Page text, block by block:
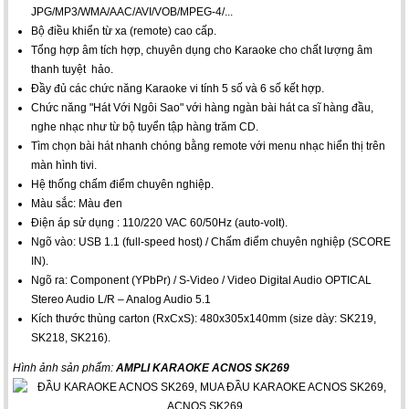
JPG/MP3/WMA/AAC/AVI/VOB/MPEG-4/...
Bộ điều khiển từ xa (remote) cao cấp.
Tổng hợp âm tích hợp, chuyên dụng cho Karaoke cho chất lượng âm
thanh tuyệt hảo.
Đầy đủ các chức năng Karaoke vi tính 5 số và 6 số kết hợp.
Chức năng "Hát Với Ngôi Sao" với hàng ngàn bài hát ca sĩ hàng đầu,
nghe nhạc như từ bộ tuyển tập hàng trăm CD.
Tìm chọn bài hát nhanh chóng bằng remote với menu nhạc hiển thị trên
màn hình tivi.
Hệ thống chấm điểm chuyên nghiệp.
Màu sắc: Màu đen
Điện áp sử dụng : 110/220 VAC 60/50Hz (auto-volt).
Ngõ vào: USB 1.1 (full-speed host) / Chấm điểm chuyên nghiệp (SCORE
IN).
Ngõ ra: Component (YPbPr) / S-Video / Video Digital Audio OPTICAL
Stereo Audio L/R – Analog Audio 5.1
Kích thước thùng carton (RxCxS): 480x305x140mm (size dày: SK219,
SK218, SK216).
Hình ảnh sản phẩm: AMPLI KARAOKE ACNOS SK269